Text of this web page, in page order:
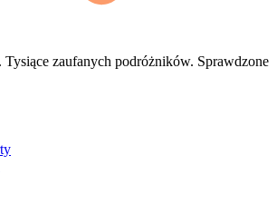
Tysiące zaufanych podróżników. Sprawdzone